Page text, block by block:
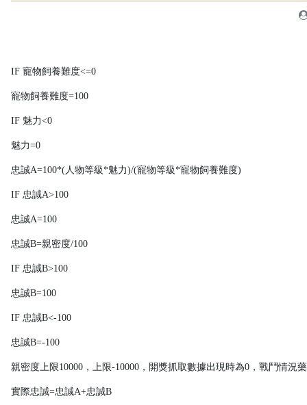
IF 寵物飼養難度<=0
寵物飼養難度=100
IF 魅力<0
魅力=0
忠誠A=100*(人物等級*魅力)/(寵物等級*寵物飼養難度)
IF 忠誠A>100
忠誠A=100
忠誠B=親密度/100
IF 忠誠B>100
忠誠B=100
IF 忠誠B<-100
忠誠B=-100
親密度上限10000，上限-10000，開獎抓取數據出現時為0，戰鬥情況
實際忠誠=忠誠A+忠誠B